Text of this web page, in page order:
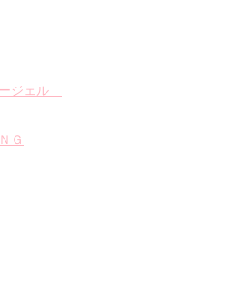
ジェル
Ｇ